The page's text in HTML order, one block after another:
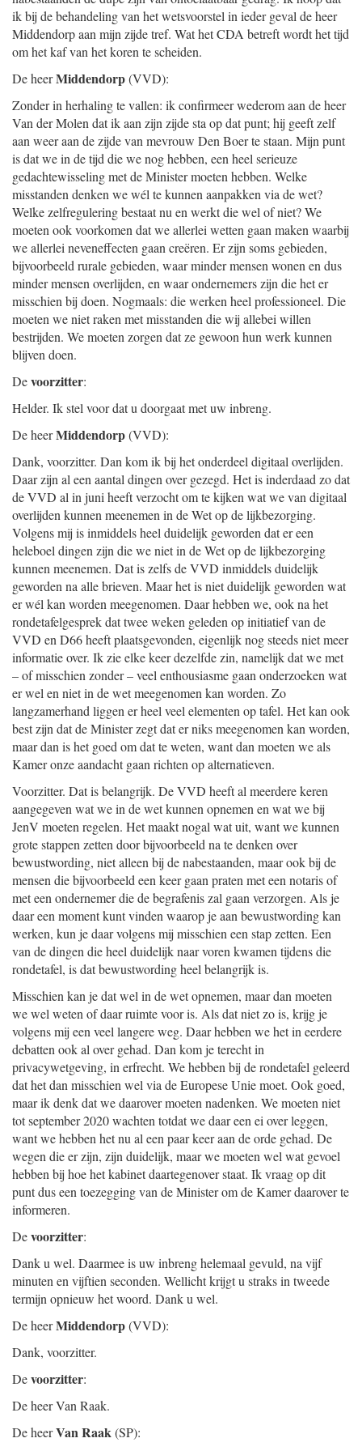
ik bij de behandeling van het wetsvoorstel in ieder geval de heer
Middendorp aan mijn zijde tref. Wat het CDA betreft wordt het tijd
om het kaf van het koren te scheiden.
De heerMiddendorp(VVD):
Zonder in herhaling te vallen: ik confirmeer wederom aan de heer
Van der Molen dat ik aan zijn zijde sta op dat punt; hij geeft zelf
aan weer aan de zijde van mevrouw Den Boer te staan. Mijn punt
is dat we in de tijd die we nog hebben, een heel serieuze
gedachtewisseling met de Minister moeten hebben. Welke
misstanden denken we wél te kunnen aanpakken via de wet?
Welke zelfregulering bestaat nu en werkt die wel of niet? We
moeten ook voorkomen dat we allerlei wetten gaan maken waarbij
we allerlei neveneffecten gaan creëren. Er zijn soms gebieden,
bijvoorbeeld rurale gebieden, waar minder mensen wonen en dus
minder mensen overlijden, en waar ondernemers zijn die het er
misschien bij doen. Nogmaals: die werken heel professioneel. Die
moeten we niet raken met misstanden die wij allebei willen
bestrijden. We moeten zorgen dat ze gewoon hun werk kunnen
blijven doen.
Devoorzitter:
Helder. Ik stel voor dat u doorgaat met uw inbreng.
De heerMiddendorp(VVD):
Dank, voorzitter. Dan kom ik bij het onderdeel digitaal overlijden.
Daar zijn al een aantal dingen over gezegd. Het is inderdaad zo dat
de VVD al in juni heeft verzocht om te kijken wat we van digitaal
overlijden kunnen meenemen in de Wet op de lijkbezorging.
Volgens mij is inmiddels heel duidelijk geworden dat er een
heleboel dingen zijn die we niet in de Wet op de lijkbezorging
kunnen meenemen. Dat is zelfs de VVD inmiddels duidelijk
geworden na alle brieven. Maar het is niet duidelijk geworden wat
er wél kan worden meegenomen. Daar hebben we, ook na het
rondetafelgesprek dat twee weken geleden op initiatief van de
VVD en D66 heeft plaatsgevonden, eigenlijk nog steeds niet meer
informatie over. Ik zie elke keer dezelfde zin, namelijk dat we met
– of misschien zonder – veel enthousiasme gaan onderzoeken wat
er wel en niet in de wet meegenomen kan worden. Zo
langzamerhand liggen er heel veel elementen op tafel. Het kan ook
best zijn dat de Minister zegt dat er niks meegenomen kan worden,
maar dan is het goed om dat te weten, want dan moeten we als
Kamer onze aandacht gaan richten op alternatieven.
Voorzitter. Dat is belangrijk. De VVD heeft al meerdere keren
aangegeven wat we in de wet kunnen opnemen en wat we bij
JenV moeten regelen. Het maakt nogal wat uit, want we kunnen
grote stappen zetten door bijvoorbeeld na te denken over
bewustwording, niet alleen bij de nabestaanden, maar ook bij de
mensen die bijvoorbeeld een keer gaan praten met een notaris of
met een ondernemer die de begrafenis zal gaan verzorgen. Als je
daar een moment kunt vinden waarop je aan bewustwording kan
werken, kun je daar volgens mij misschien een stap zetten. Een
van de dingen die heel duidelijk naar voren kwamen tijdens die
rondetafel, is dat bewustwording heel belangrijk is.
Misschien kan je dat wel in de wet opnemen, maar dan moeten
we wel weten of daar ruimte voor is. Als dat niet zo is, krijg je
volgens mij een veel langere weg. Daar hebben we het in eerdere
debatten ook al over gehad. Dan kom je terecht in
privacywetgeving, in erfrecht. We hebben bij de rondetafel geleerd
dat het dan misschien wel via de Europese Unie moet. Ook goed,
maar ik denk dat we daarover moeten nadenken. We moeten niet
tot september 2020 wachten totdat we daar een ei over leggen,
want we hebben het nu al een paar keer aan de orde gehad. De
wegen die er zijn, zijn duidelijk, maar we moeten wel wat gevoel
hebben bij hoe het kabinet daartegenover staat. Ik vraag op dit
punt dus een toezegging van de Minister om de Kamer daarover te
informeren.
Devoorzitter:
Dank u wel. Daarmee is uw inbreng helemaal gevuld, na vijf
minuten en vijftien seconden. Wellicht krijgt u straks in tweede
termijn opnieuw het woord. Dank u wel.
De heerMiddendorp(VVD):
Dank, voorzitter.
Devoorzitter:
De heer Van Raak.
De heerVan Raak(SP):